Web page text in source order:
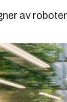
av